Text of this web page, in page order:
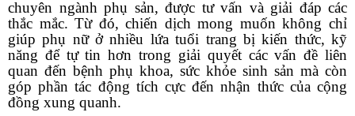
chuyên ngành phụ sản, được tư vấn và giải đáp các
thắc mắc. Từ đó, chiến dịch mong muốn không chỉ
giúp phụ nữ ở nhiều lứa tuổi trang bị kiến thức, kỹ
năng để tự tin hơn trong giải quyết các vấn đề liên
quan đến bệnh phụ khoa, sức khỏe sinh sản mà còn
góp phần tác động tích cực đến nhận thức của cộng
đồng xung quanh.